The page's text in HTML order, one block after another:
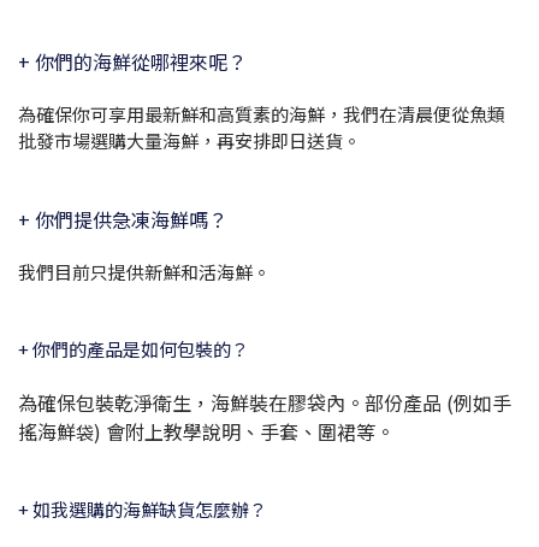
+ 你們的海鮮從哪裡來呢？
為確保你可享用最新鮮和高質素的海鮮，我們在清晨便從魚類
批發市場選購大量海鮮，再安排即日送貨。
+ 你們提供急凍海鮮嗎？
我們目前只提供新鮮和活海鮮。
+ 你們的產品是如何包裝的？
為確保包裝乾淨衛生，海鮮裝在膠袋內。部份產品 (例如手
搖海鮮袋) 會附上教學說明、手套、圍裙等。
+ 如我選購的海鮮缺貨怎麼辦？